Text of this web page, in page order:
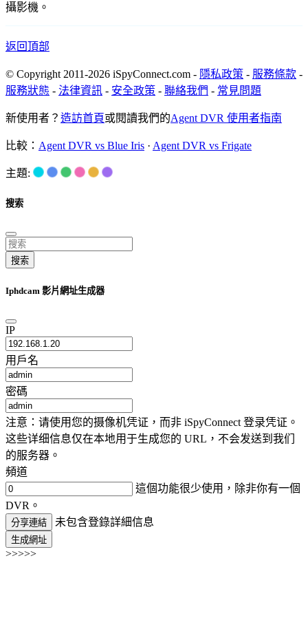
攝影機。
返回頂部
© Copyright 2011-2026 iSpyConnect.com - 隱私政策 - 服務條款 -
服務狀態 - 法律資訊 - 安全政策 - 聯絡我們 - 常見問題
新使用者？ 造訪首頁或閱讀我們的Agent DVR 使用者指南
比較： Agent DVR vs Blue Iris · Agent DVR vs Frigate
主題:
搜索
搜索
Iphdcam 影片網址生成器
IP
用戶名
密碼
注意：请使用您的摄像机凭证，而非 iSpyConnect 登录凭证。
这些详细信息仅在本地用于生成您的 URL，不会发送到我们
的服务器。
頻道
這個功能很少使用，除非你有一個
DVR。
分享連結 未包含登錄詳細信息
生成網址
>>>>>